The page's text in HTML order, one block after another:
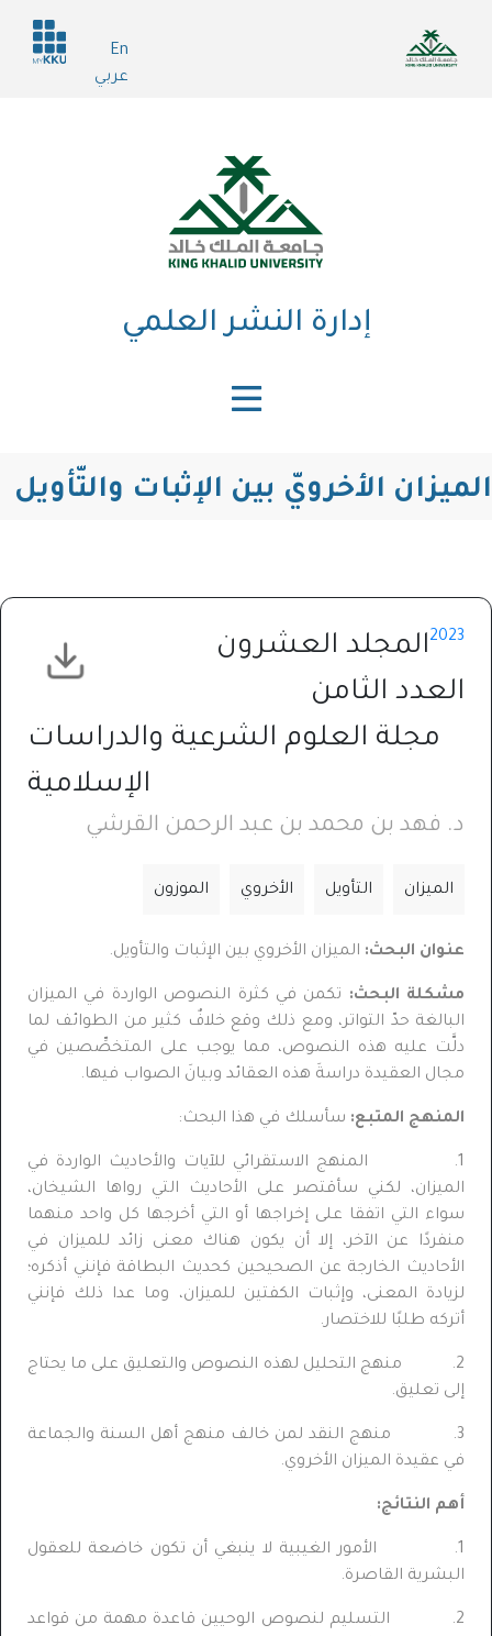
المحتوى
En
عربي
Header
services
إدارة النشر العلمي
الميزان الأخرويّ بين الإثبات والتّأويل
2023المجلد العشرون
العدد الثامن
مجلة العلوم الشرعية والدراسات
الإسلامية
د. فهد بن محمد بن عبد الرحمن القرشي
الميزان التأويل الأخروي الموزون
عنوان البحث: الميزان الأخروي بين الإثبات والتأويل.
مشكلة البحث: تكمن في كثرة النصوص الواردة في الميزان
البالغة حدّ التواتر، ومع ذلك وقع خلافٌ كثير من الطوائف لما
دلَّت عليه هذه النصوص، مما يوجب على المتخصِّصين في
مجال العقيدة دراسةَ هذه العقائد وبيانَ الصواب فيها.
المنهج المتبع: سأسلك في هذا البحث:
1. المنهج الاستقرائي للآيات والأحاديث الواردة في
الميزان، لكني سأقتصر على الأحاديث التي رواها الشيخان،
سواء التي اتفقا على إخراجها أو التي أخرجها كل واحد منهما
منفردًا عن الآخر، إلا أن يكون هناك معنى زائد للميزان في
الأحاديث الخارجة عن الصحيحين كحديث البطاقة فإنني أذكره؛
لزيادة المعنى، وإثبات الكفتين للميزان، وما عدا ذلك فإنني
أتركه طلبًا للاختصار.
2. منهج التحليل لهذه النصوص والتعليق على ما يحتاج
إلى تعليق.
3. منهج النقد لمن خالف منهج أهل السنة والجماعة
في عقيدة الميزان الأخروي.
أهم النتائج:
1. الأمور الغيبية لا ينبغي أن تكون خاضعة للعقول
البشرية القاصرة.
2. التسليم لنصوص الوحيين قاعدة مهمة من قواعد